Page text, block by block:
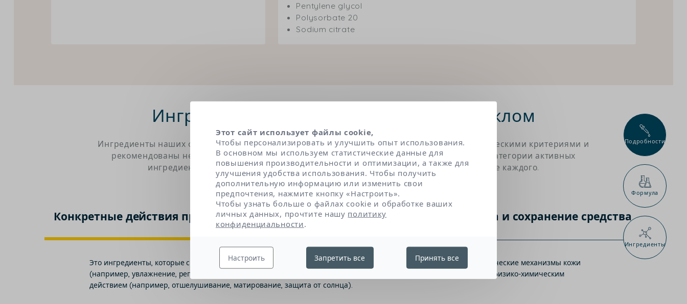
Подробности
Формула
Ингредиенты
Pentylene glycol
Polysorbate 20
Sodium citrate
Ингредиенты под увеличительным стеклом
Ингредиенты наших формул были отобраны в соответствии с очень строгими дерматологическими критериями и
рекомендованы независимыми экспертами. Компоненты разделенны на три основные категории активных
ингредиентов. Щелкнув по названию, вы узнаете природу, роль и происхождение каждого.
Конкретные действия продукта Текстура и консистенция Защита и сохранение средства
Это ингредиенты, которые способствуют эффективности продукта: те, которые сохраняют или улучшают биологические механизмы кожи
(например, увлажнение, регенерация, восстановление липидов), и те, которые обладают очень специфическим физико-химическим
действием (например, отшелушивание, матирование, защита от солнца).
Этот сайт использует файлы cookie,
Чтобы персонализировать и улучшить опыт использования.
В основном мы используем статистические данные для
повышения производительности и оптимизации, а также для
улучшения удобства использования. Чтобы получить
дополнительную информацию или изменить свои
предпочтения, нажмите кнопку «Настроить».
Чтобы узнать больше о файлах cookie и обработке ваших
личных данных, прочтите нашу политику
конфиденциальности.
Настроить Запретить все Принять все